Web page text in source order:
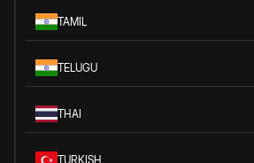
TAMIL
TELUGU
THAI
TURKISH